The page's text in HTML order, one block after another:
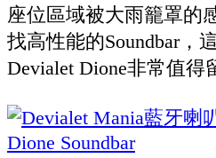
座位區域被大雨籠罩的
找高性能的Soundbar，
Devialet Dione非常值得